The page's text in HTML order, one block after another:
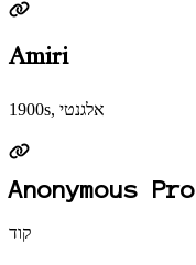
Amiri
1900s, אלגנטי
Anonymous Pro
קוד